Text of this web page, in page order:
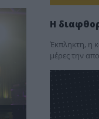
Η
Έκπληκτη, η
μέρες την